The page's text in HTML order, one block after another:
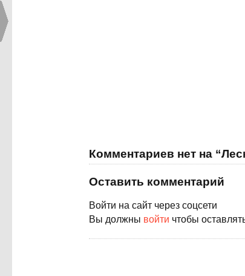
Комментариев нет на
Оставить комментарий
Войти на сайт через соцсети
Вы должны войти чтобы